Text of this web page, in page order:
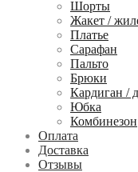
Шорты
Жакет /
Платье
Сарафан
Пальто
Брюки
Кардиган /
Юбка
Комбинезон
Оплата
Доставка
Отзывы